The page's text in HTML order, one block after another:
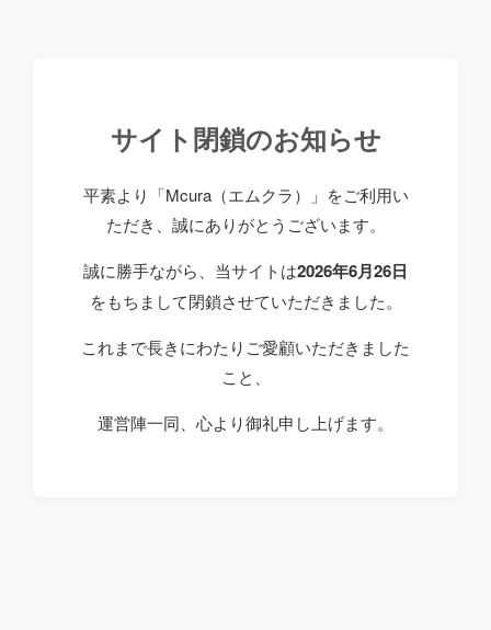
サイト閉鎖のお知らせ
平素より「Mcura（エムクラ）」をご利用い
ただき、誠にありがとうございます。
誠に勝手ながら、当サイトは2026年6月26日
をもちまして閉鎖させていただきました。
これまで長きにわたりご愛顧いただきました
こと、
運営陣一同、心より御礼申し上げます。